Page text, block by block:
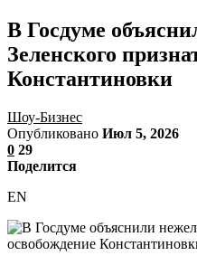
В Госдуме
Зеленского
Константиновки
Шоу-Бизнес
Опубликовано Июл 5, 2026
0 29
Поделится
EN